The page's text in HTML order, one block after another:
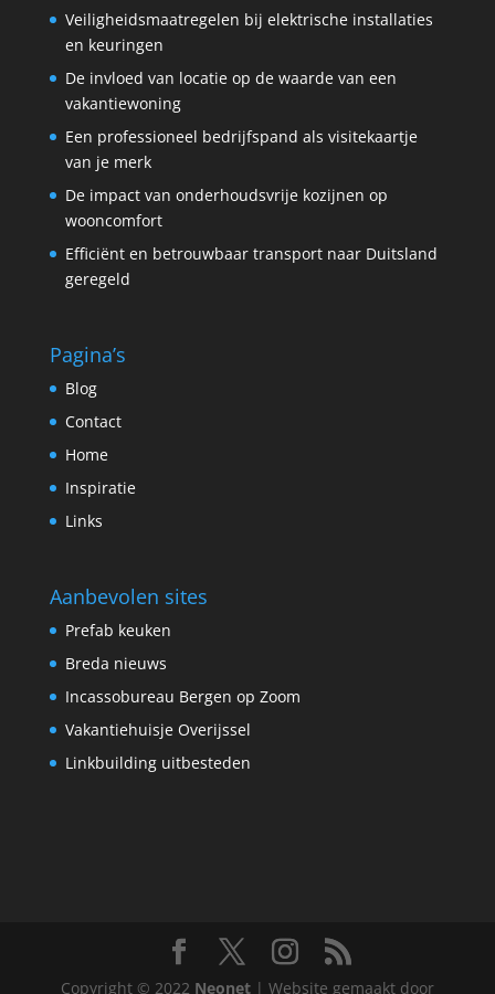
Veiligheidsmaatregelen bij elektrische installaties
en keuringen
De invloed van locatie op de waarde van een
vakantiewoning
Een professioneel bedrijfspand als visitekaartje
van je merk
De impact van onderhoudsvrije kozijnen op
wooncomfort
Efficiënt en betrouwbaar transport naar Duitsland
geregeld
Pagina’s
Blog
Contact
Home
Inspiratie
Links
Aanbevolen sites
Prefab keuken
Breda nieuws
Incassobureau Bergen op Zoom
Vakantiehuisje Overijssel
Linkbuilding uitbesteden
Copyright © 2022 Neonet| Website gemaakt door